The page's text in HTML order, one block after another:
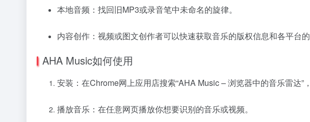
本地音频：找回旧MP3或录音笔中未命名的旋律。
内容创作：视频或图文创作者可以快速获取音乐的版权信息和各平台
AHA Music如何使用
安装：在Chrome网上应用店搜索“AHA Music – 浏览器中的音乐雷达”
播放音乐：在任意网页播放你想要识别的音乐或视频。